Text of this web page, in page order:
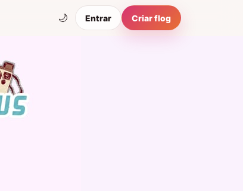
🌙 Entrar Criar flog